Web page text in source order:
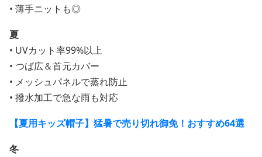
• 薄手ニットも◎
夏
• UVカット率99%以上
• つば広＆首元カバー
• メッシュパネルで蒸れ防止
• 撥水加工で急な雨も対応
【夏用キッズ帽子】猛暑で売り切れ御免！おすすめ64選
冬